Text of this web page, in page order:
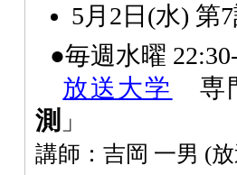
5月2日(水) 第
●毎週水曜
放送大学 専
測 」
講師：吉岡 一男 (